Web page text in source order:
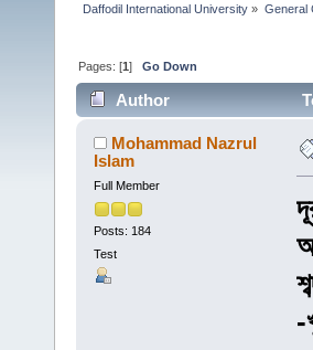
Daffodil International University » General
Pages: [1]Go Down
Author
Mohammad Nazrul
Islam
Full Member
Posts: 184
Test
-